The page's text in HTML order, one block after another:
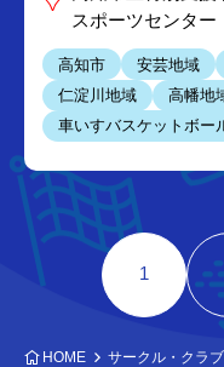
スポーツセンター
高知市 安芸地域
仁淀川地域
高幡地
車いすバスケットボー
1
HOME サークル・クラ